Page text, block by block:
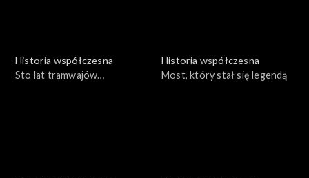
Historia współczesna
Sto lat tramwajów
Historia współczesna
Most, który stał się legendą